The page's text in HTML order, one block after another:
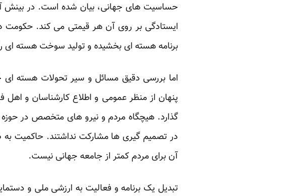
حساسیت های جهانی، بیان شده است. در بینش
ایستادگی بر روی آن هر قیمتی می کند. حکومت در
برنامه هسته ای بخشیده و تولید سوخت هسته
اما بررسی دقیق مسائل و سیر تحولات هسته ای
پنهان از منظر عمومی و اطلاع کارشناسان و
گذارد. هیچگاه مردم و نیرو های متخصص در
در تصمیم گیری ها مشارکت نداشتند. حاکمیت
آن برای مردم کمتر از جامعه جهانی نیست.
تبدیل یک برنامه و فعالیت به ارزشی ملی و